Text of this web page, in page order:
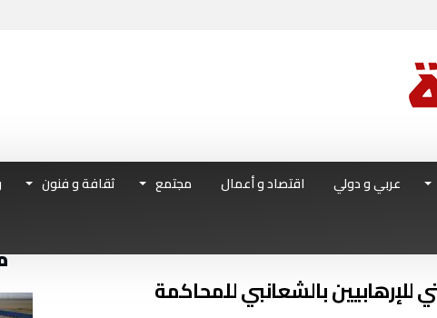
عربي و دولي اقتصاد و أعمال مجتمع ثقافة و فنون
بالشعانبي للمحاكمة